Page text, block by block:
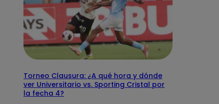
Torneo Clausura: ¿A qué hora y dónde
ver Universitario vs. Sporting Cristal por
la fecha 4?